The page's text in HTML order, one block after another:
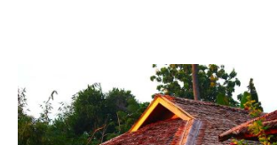
préservés au monde. Les coraux
formes et aux couleurs variées,
sous-marins qui abritent une
biodiversité.